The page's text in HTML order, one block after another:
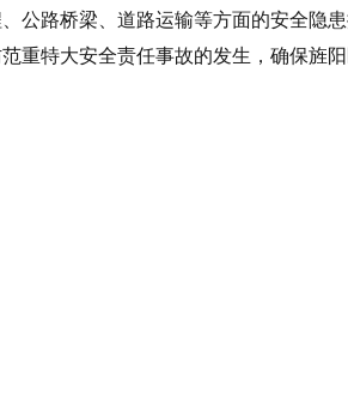
公路桥梁、道路运输等方面的安全隐
重特大安全责任事故的发生，确保旌